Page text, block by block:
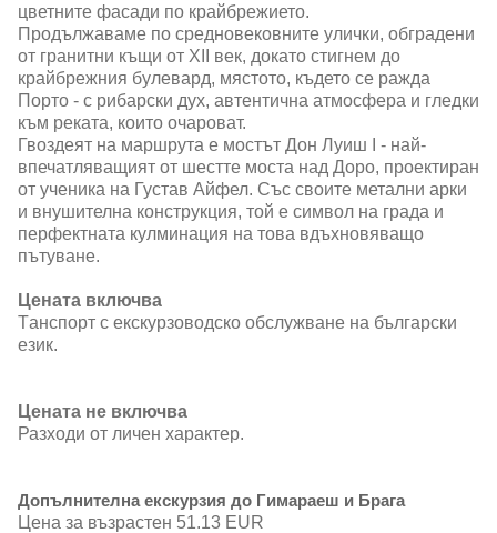
цветните фасади по крайбрежието.
Продължаваме по средновековните улички, обградени
от гранитни къщи от XII век, докато стигнем до
крайбрежния булевард, мястото, където се ражда
Порто - с рибарски дух, автентична атмосфера и гледки
към реката, които очароват.
Гвоздеят на маршрута е мостът Дон Луиш І - най-
впечатляващият от шестте моста над Доро, проектиран
от ученика на Густав Айфел. Със своите метални арки
и внушителна конструкция, той е символ на града и
перфектната кулминация на това вдъхновяващо
пътуване.
Цената включва
Tанспорт с екскурзоводско обслужване на български
език.
Цената не включва
Разходи от личен характер.
Допълнителна екскурзия до Гимараеш и Брага
Цена за възрастен 51.13 EUR